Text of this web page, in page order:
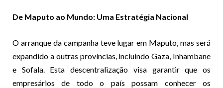
De Maputo ao Mundo: Uma Estratégia Nacional
O arranque da campanha teve lugar em Maputo, mas será
expandido a outras províncias, incluindo Gaza, Inhambane
e Sofala. Esta descentralização visa garantir que os
empresários de todo o país possam conhecer os